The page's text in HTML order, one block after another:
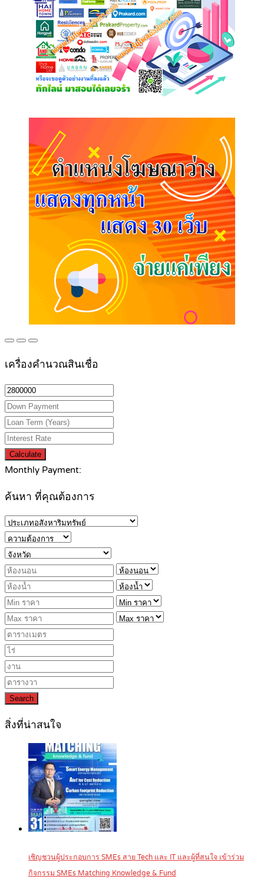
เครื่องคำนวณสินเชื่อ
Calculate
Monthly Payment:
ค้นหา ที่คุณต้องการ
Search
สิ่งที่น่าสนใจ
เชิญชวนผู้ประกอบการ SMEs สาย Tech และ IT และผู้ที่สนใจ เข้าร่วม
กิจกรรม SMEs Matching Knowledge & Fund